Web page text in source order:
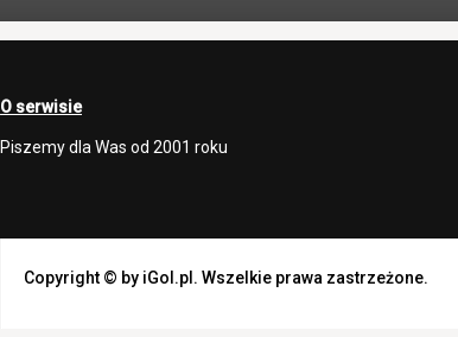
O serwisie
Piszemy dla Was od 2001 roku
Copyright © by iGol.pl. Wszelkie prawa zastrzeżone.